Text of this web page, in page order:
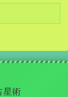
星術